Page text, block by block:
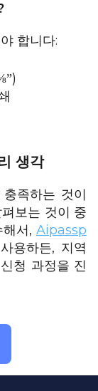
합니다:
)
생각
족하는 것이
보는 것이 중
서, Aipassp
용하든, 지역
청 과정을 진